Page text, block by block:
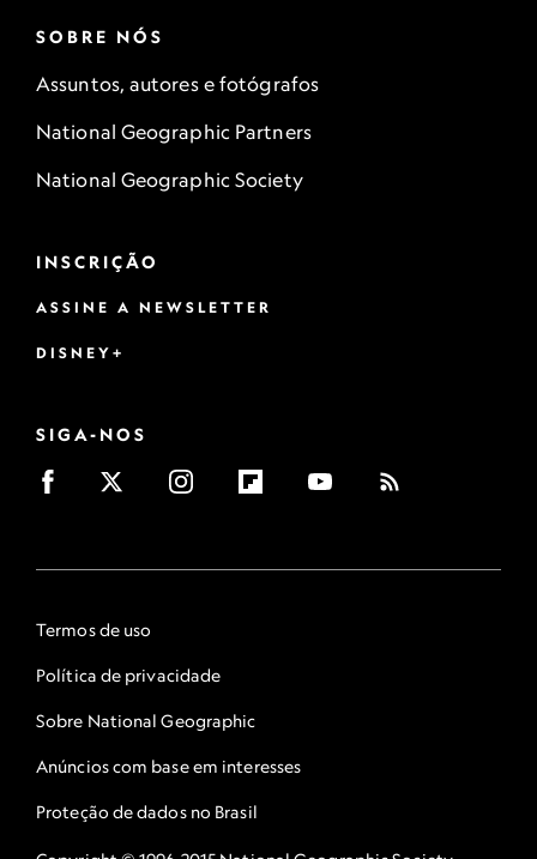
SOBRE NÓS
Assuntos, autores e fotógrafos
National Geographic Partners
National Geographic Society
INSCRIÇÃO
ASSINE A NEWSLETTER
DISNEY+
SIGA-NOS
Termos de uso
Política de privacidade
Sobre National Geographic
Anúncios com base em interesses
Proteção de dados no Brasil